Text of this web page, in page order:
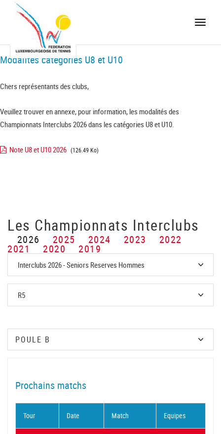
Toggle
Modalités catégories U8 et U10
Chers représentants des clubs,
Veuillez trouver en annexe, pour information, les modalités des
Championnats Interclubs 2026 dans les catégories U8 et U10.
Note U8 et U10 2026 (126.49 Ko)
Les Championnats Interclubs
2026 2025 2024 2023 2022
2021 2020 2019
Prochains matchs
Tour Date Match Equipes